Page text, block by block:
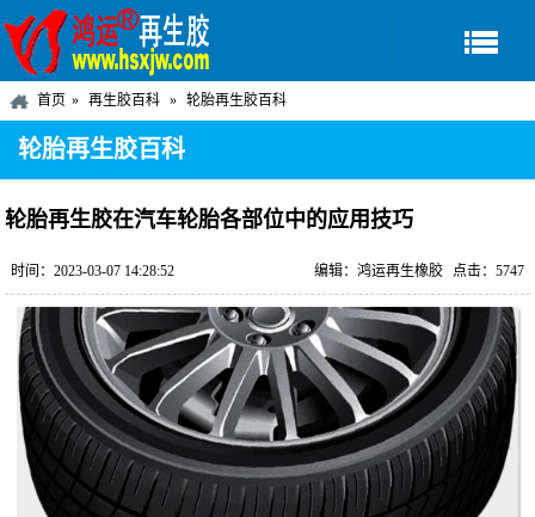
首页 再生胶百科 轮胎再生胶百科
轮胎再生胶百科
轮胎再生胶在汽车轮胎各部位中的应用技巧
时间：2023-03-07 14:28:52 点击：5747
编辑：鸿运再生橡胶